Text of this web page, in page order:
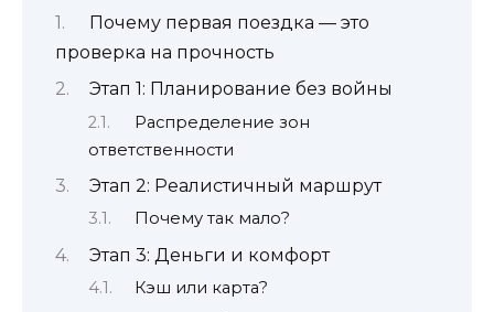
Почему первая поездка — это
проверка на прочность
Этап 1: Планирование без войны
Распределение зон
ответственности
Этап 2: Реалистичный маршрут
Почему так мало?
Этап 3: Деньги и комфорт
Кэш или карта?